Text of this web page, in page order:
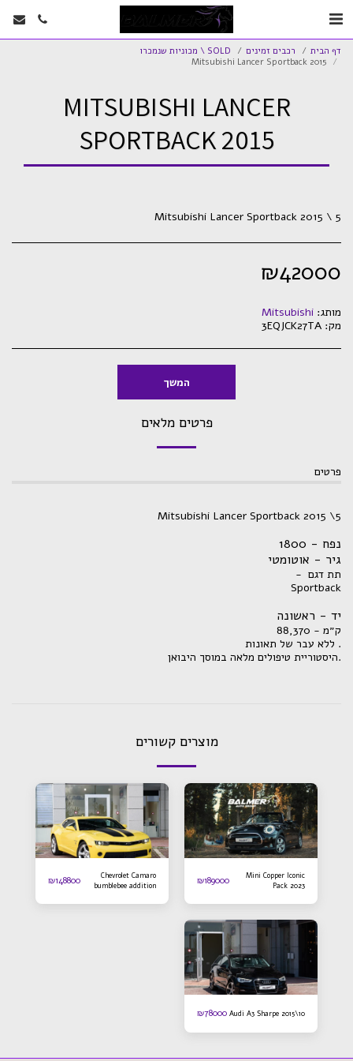
דף הבית רכבים זמינים
SOLD \ מכוניות שנמכרו
Mitsubishi Lancer Sportback 2015
MITSUBISHI LANCER
SPORTBACK 2015
Mitsubishi Lancer Sportback 2015 \ 5
₪42000
מותג: Mitsubishi
מק: 3EQJCK27TA
המשך
פרטים מלאים
פרטים
Mitsubishi Lancer Sportback 2015 \5
נפח - 1800
גיר - אוטומטי
תת דגם -
Sportback
יד - ראשונה
ק״מ - 88,370
. ללא עבר של תאונות
.היסטוריית טיפולים מלאה במוסך היבואן
מוצרים קשורים
Mini Copper Iconic
Pack 2023
₪189000
Chevrolet Camaro
bumblebee addition
₪148800
Audi A3 Sharpe 2015\10
₪78000